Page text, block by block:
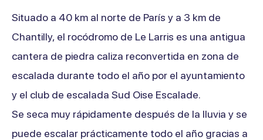
Situado a 40 km al norte de París y a 3 km de
Chantilly, el rocódromo de Le Larris es una antigua
cantera de piedra caliza reconvertida en zona de
escalada durante todo el año por el ayuntamiento
y el club de escalada Sud Oise Escalade.
Se seca muy rápidamente después de la lluvia y se
puede escalar prácticamente todo el año gracias a